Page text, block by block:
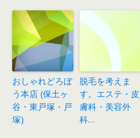
おしゃれどろぼ
う本店 (保土ヶ
谷・東戸塚・戸
塚)
脱毛を考えま
す。エステ・皮
膚科・美容外
科…